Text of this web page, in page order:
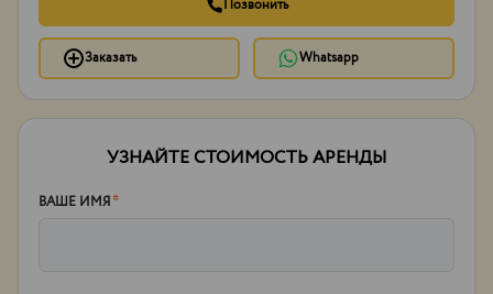
Позвонить
Заказать Whatsapp
УЗНАЙТЕ СТОИМОСТЬ АРЕНДЫ
ВАШЕ ИМЯ*